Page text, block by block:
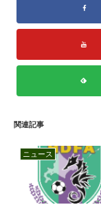
関連記事
ニュース